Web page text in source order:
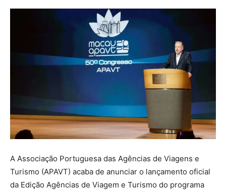
A Associação Portuguesa das Agências de Viagens e
Turismo (APAVT) acaba de anunciar o lançamento oficial
da Edição Agências de Viagem e Turismo do programa